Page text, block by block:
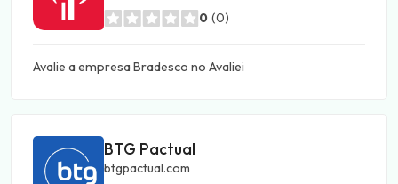
0 (0)
Avalie a empresa Bradesco no Avaliei
BTG Pactual
btgpactual.com